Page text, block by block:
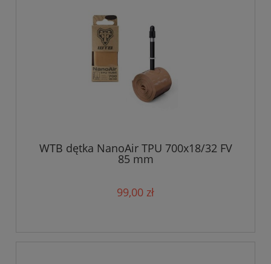
WTB dętka NanoAir TPU 700x18/32 FV
85 mm
99,00 zł